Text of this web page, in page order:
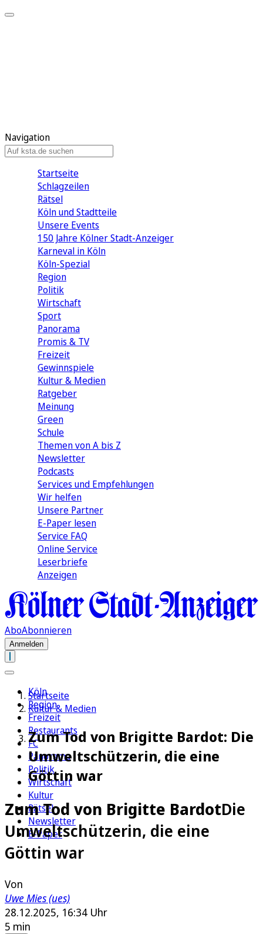
Navigation
Startseite
Schlagzeilen
Rätsel
Köln und Stadtteile
Unsere Events
150 Jahre Kölner Stadt-Anzeiger
Karneval in Köln
Köln-Spezial
Region
Politik
Wirtschaft
Sport
Panorama
Promis & TV
Freizeit
Gewinnspiele
Kultur & Medien
Ratgeber
Meinung
Green
Schule
Themen von A bis Z
Newsletter
Podcasts
Services und Empfehlungen
Wir helfen
Unsere Partner
E-Paper lesen
Service FAQ
Online Service
Leserbriefe
Anzeigen
AboAbonnieren
Anmelden
Köln
Region
Freizeit
Restaurants
FC
Panorama
Politik
Wirtschaft
Kultur
Rätsel
Newsletter
E-Paper
Startseite
Kultur & Medien
Zum Tod von Brigitte Bardot: Die
Umweltschützerin, die eine
Göttin war
Zum Tod von Brigitte BardotDie
Umweltschützerin, die eine
Göttin war
Von
Uwe Mies (ues)
28.12.2025, 16:34 Uhr
5 min